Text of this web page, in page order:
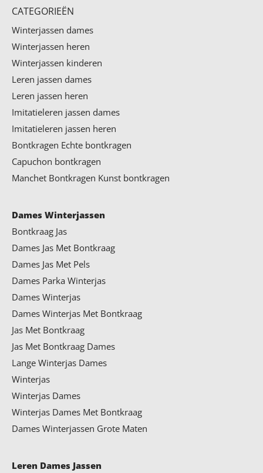
CATEGORIEËN
Winterjassen dames
Winterjassen heren
Winterjassen kinderen
Leren jassen dames
Leren jassen heren
Imitatieleren jassen dames
Imitatieleren jassen heren
Bontkragen Echte bontkragen
Capuchon bontkragen
Manchet Bontkragen Kunst bontkragen
Dames Winterjassen
Bontkraag Jas
Dames Jas Met Bontkraag
Dames Jas Met Pels
Dames Parka Winterjas
Dames Winterjas
Dames Winterjas Met Bontkraag
Jas Met Bontkraag
Jas Met Bontkraag Dames
Lange Winterjas Dames
Winterjas
Winterjas Dames
Winterjas Dames Met Bontkraag
Dames Winterjassen Grote Maten
Leren Dames Jassen